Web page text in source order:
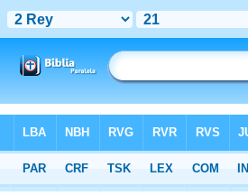
>NBLH > 2 Reyes 21